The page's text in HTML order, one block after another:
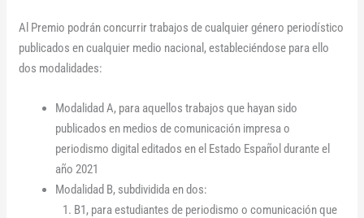
Al Premio podrán concurrir trabajos de cualquier género periodístico
publicados en cualquier medio nacional, estableciéndose para ello
dos modalidades:
Modalidad A, para aquellos trabajos que hayan sido
publicados en medios de comunicación impresa o
periodismo digital editados en el Estado Español durante el
año 2021
Modalidad B, subdividida en dos:
B1, para estudiantes de periodismo o comunicación que